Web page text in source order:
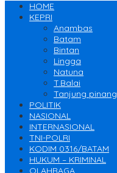
HOME
KEPRI
Anambas
Batam
Bintan
Lingga
Natuna
T.Balai
Tanjung pinang
POLITIK
NASIONAL
INTERNASIONAL
TNI-POLRI
KODIM 0316/BATAM
HUKUM – KRIMINAL
OLAHRAGA